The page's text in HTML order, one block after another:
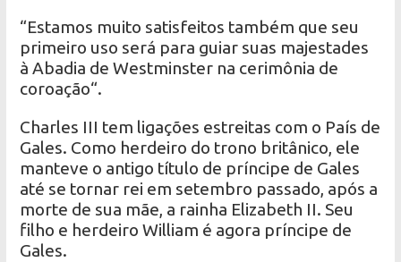
“Estamos muito satisfeitos também que seu
primeiro uso será para guiar suas majestades
à Abadia de Westminster na cerimônia de
coroação“.
Charles III tem ligações estreitas com o País de
Gales. Como herdeiro do trono britânico, ele
manteve o antigo título de príncipe de Gales
até se tornar rei em setembro passado, após a
morte de sua mãe, a rainha Elizabeth II. Seu
filho e herdeiro William é agora príncipe de
Gales.